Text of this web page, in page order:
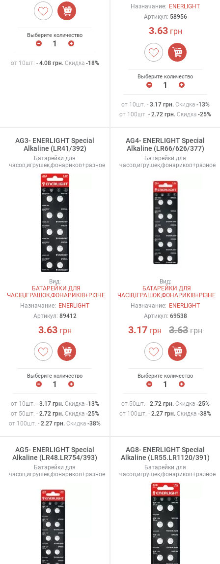
Выберите количество
от 10шт. - 4.08грн. Скидка -18%
Назначание: ENERLIGHT
Артикул: 58956
3.63грн
Выберите количество
от 10шт. - 3.17грн. Скидка -13%
от 100шт. - 2.72 грн. Скидка -25%
AG3- ENERLIGHT Special
Alkaline (LR41/392)
Батарейки для
часов,игрушек,фонариков+разное
Вид:
БАТАРЕЙКИ ДЛЯ
ЧАСІВ,ІГРАШОК,ФОНАРИКІВ+РІЗНЕ
Назначание: ENERLIGHT
Артикул: 89412
3.63грн
Выберите количество
от 10шт. - 3.17грн. Скидка -13%
от 50шт. - 2.72 грн. Скидка -25%
от 100шт. - 2.27 грн. Скидка -38%
AG4- ENERLIGHT Special
Alkaline (LR66/626/377)
Батарейки для
часов,игрушек,фонариков+разное
Вид:
БАТАРЕЙКИ ДЛЯ
ЧАСІВ,ІГРАШОК,ФОНАРИКІВ+РІЗНЕ
Назначание: ENERLIGHT
Артикул: 69538
3.17 грн 3.63грн
Выберите количество
от 50шт. - 2.72 грн. Скидка -25%
от 100шт. - 2.27 грн. Скидка -38%
AG5- ENERLIGHT Special
Alkaline (LR48.LR754/393)
Батарейки для
часов,игрушек,фонариков+разное
AG8- ENERLIGHT Special
Alkaline (LR55.LR1120/391)
Батарейки для
часов,игрушек,фонариков+разное